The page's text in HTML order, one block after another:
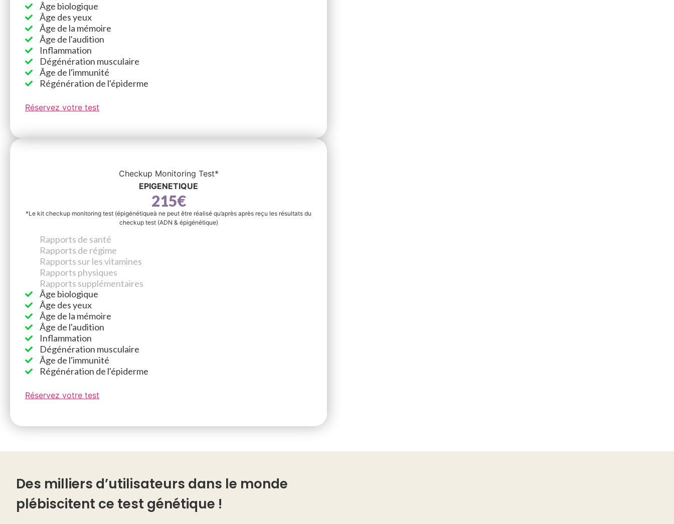
Âge biologique
Âge des yeux
Âge de la mémoire
Âge de l'audition
Inflammation
Dégénération musculaire
Âge de l'immunité
Régénération de l'épiderme
Réservez votre test
Checkup Monitoring Test*
EPIGENETIQUE
215€
*Le kit checkup monitoring test (épigénétiqueà ne peut être réalisé qu’après après reçu les résultats du
checkup test (ADN & épigénétique)
Rapports de santé
Rapports de régime
Rapports sur les vitamines
Rapports physiques
Rapports supplémentaires
Âge biologique
Âge des yeux
Âge de la mémoire
Âge de l'audition
Inflammation
Dégénération musculaire
Âge de l'immunité
Régénération de l'épiderme
Réservez votre test
Des milliers d’utilisateurs dans le monde
plébiscitent ce test génétique !